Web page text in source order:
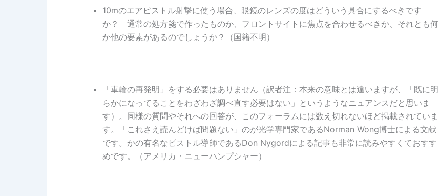
10mのエアピストル射撃に使う場合、眼鏡のレンズの度はどういう具合にするべきです
か？ 通常の処方箋で作ったものか、フロントサイトに焦点を合わせるべきか、それとも何
か他の要素があるのでしょうか？（国籍不明）
「車輪の再発明」をする必要はありません（訳者注：本来の意味とは違いますが、「既に明
らかになってることをわざわざ調べ直す必要はない」というようなニュアンスだと思いま
す）。同様の質問やそれへの回答が、このフォーラムには数え切れないほど掲載されていま
す。「これさえ読んどけば問題ない」のが光学専門家であるNorman Wong博士による文献
です。かの有名なピストル導師であるDon Nygordによる記事も非常に読みやすくておすす
めです。（アメリカ・ニューハンプシャー）